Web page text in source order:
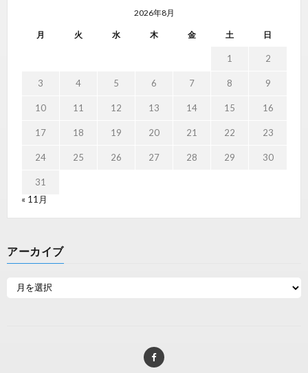
2026年8月
月 火 水 木 金 土 日
1 2
3 4 5 6 7 8 9
10 11 12 13 14 15 16
17 18 19 20 21 22 23
24 25 26 27 28 29 30
31
« 11月
アーカイブ